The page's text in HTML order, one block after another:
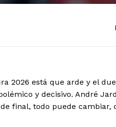
2026 está que arde y el
y decisivo. André
final, todo puede